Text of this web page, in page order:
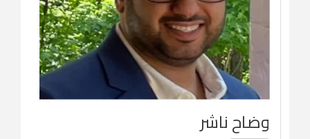
وضاح ناشر